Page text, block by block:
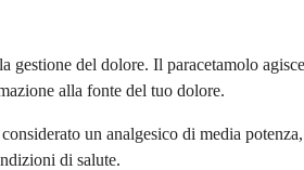
del dolore. Il paracetamolo
alla fonte del tuo dolore.
un analgesico di media
di salute.